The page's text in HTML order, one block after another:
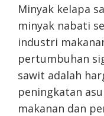
Minyak kelapa
minyak nabati
industri
pertumbuhan
sawit adalah
peningkatan
makanan dan